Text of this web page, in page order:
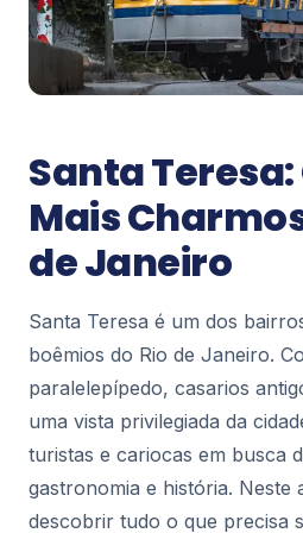
Notícias
Com torre de 70 metros e
toneladas cada, o templo
Com torre de 70 metros e portas
cada, o templo imperial se tornou
neogótico mais marcante de
0
Niterói convoca 300
escolar para a rede
Tribuna RJ
para a rede municipal A Tribuna RJ
0
Santa
Mais
de Janeiro
Santa Teresa é um dos
boêmios do Rio de Janeiro.
paralelepípedo, casarios
uma vista privilegiada da
turistas e cariocas em busca
gastronomia e história. Neste
descobrir tudo o que precisa